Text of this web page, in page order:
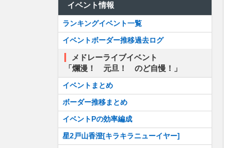
イベント情報
ランキングイベント一覧
イベントボーダー推移過去ログ
メドレーライブイベント
「爛漫！ 元旦！ のど自慢！」
イベントまとめ
ボーダー推移まとめ
イベントPの効率編成
星2戸山香澄[キラキラニューイヤー]